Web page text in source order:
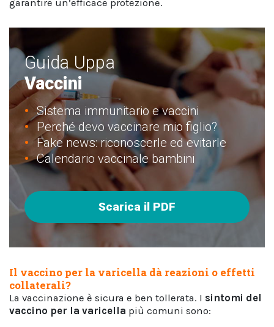
garantire un’efficace protezione.
Guida Uppa
Vaccini
Sistema immunitario e vaccini
Perché devo vaccinare mio figlio?
Fake news: riconoscerle ed evitarle
Calendario vaccinale bambini
Scarica il PDF
Il vaccino per la varicella dà reazioni o effetti
collaterali?
La vaccinazione è sicura e ben tollerata. I sintomi del
vaccino per la varicella più comuni sono: